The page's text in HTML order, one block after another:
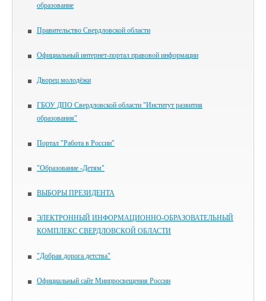
образование
Правительство Свердловской области
Официальный интернет-портал правовой информации
Дворец молодёжи
ГБОУ ДПО Свердловской области "Институт развития
образования"
Портал "Работа в России"
"Образование -Детям"
ВЫБОРЫ ПРЕЗИДЕНТА
ЭЛЕКТРОННЫЙ ИНФОРМАЦИОННО-ОБРАЗОВАТЕЛЬНЫЙ
КОМПЛЕКС СВЕРДЛОВСКОЙ ОБЛАСТИ
"Добрая дорога детства"
Официальный сайт Минпросвещения России